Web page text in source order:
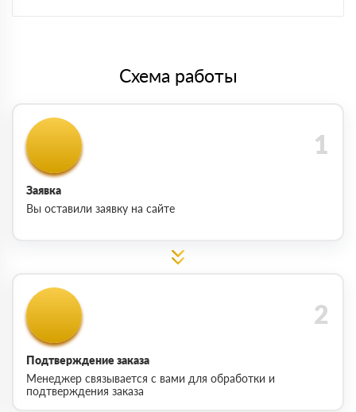
Схема работы
Заявка
Вы оставили заявку на сайте
Подтверждение заказа
Менеджер связывается с вами для обработки и
подтверждения заказа